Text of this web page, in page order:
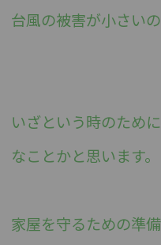
台風の被害が小さい
いざという時のため
なことかと思います。
家屋を守るための準